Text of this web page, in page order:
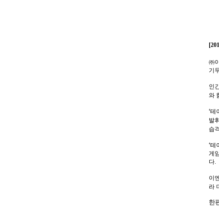
㈜
기
인
와
‘테
발
습
‘테
게
다.
이
라
한